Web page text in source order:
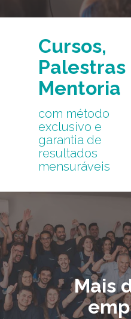
com método
exclusivo e
garantia de
resultados
mensuráveis
Cursos,
Palestras
Mentoria
Mais